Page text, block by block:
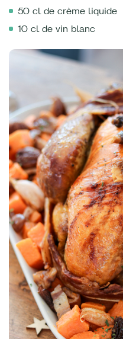
50 cl de crème liquide
10 cl de vin blanc